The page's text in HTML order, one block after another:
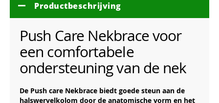
Productbeschrijving
Push Care Nekbrace voor
een comfortabele
ondersteuning van de nek
De Push care Nekbrace biedt goede steun aan de
halswervelkolom door de anatomische vorm en het